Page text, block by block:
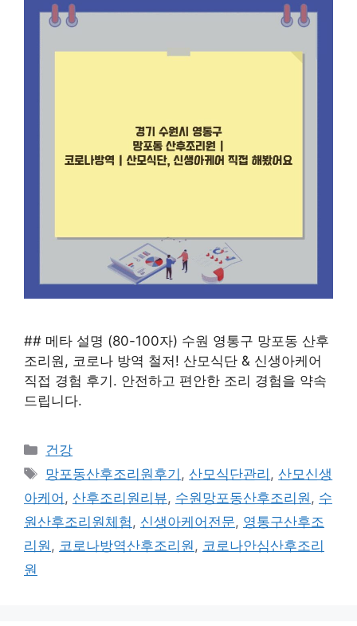
## 메타 설명 (80-100자) 수원 영통구 망포동 산후
조리원, 코로나 방역 철저! 산모식단 & 신생아케어
직접 경험 후기. 안전하고 편안한 조리 경험을 약속
드립니다.
카
테
고
리
건강
태
그
망포동산후조리원후기 ,산모식단관리 ,산모신생
아케어 , 산후조리원리뷰, 수원망포동산후조리원 , 수
원산후조리원체험 , 신생아케어전문, 영통구산후조
리원 , 코로나방역산후조리원 , 코로나안심산후조리
원